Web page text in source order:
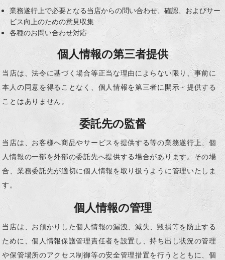
業務遂行上で必要となる当店からの問い合わせ、確認、およびサー
ビス向上のための意見収集
各種のお問い合わせ対応
個人情報の第三者提供
当店は、法令に基づく場合等正当な理由によらない限り、事前に
本人の同意を得ることなく、個人情報を第三者に開示・提供する
ことはありません。
委託先の監督
当店は、お客様へ商品やサービスを提供する等の業務遂行上、個
人情報の一部を外部の委託先へ提供する場合があります。その場
合、業務委託先が適切に個人情報を取り扱うように管理いたしま
す。
個人情報の管理
当店は、お預かりした個人情報の漏洩、滅失、毀損等を防止する
ために、個人情報保護管理責任者を設置し、持ち出し状況の管理
や保管場所のアクセス制御等の安全管理措置を行うとともに、個